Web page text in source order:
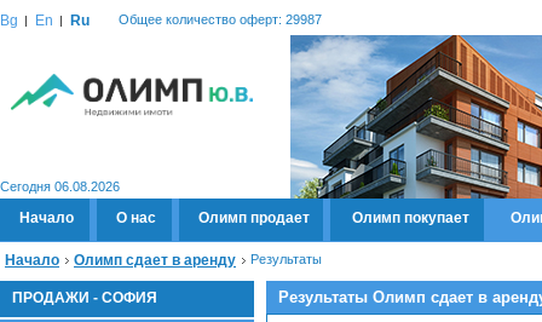
Bg En Ru Общее количество оферт: 29987
Сегодня 06.08.2026
Начало О нас Олимп продает Олимп покупает
Начало Олимп сдает в аренду Результаты
ПРОДАЖИ - СОФИЯ Результаты Олимп сдает в